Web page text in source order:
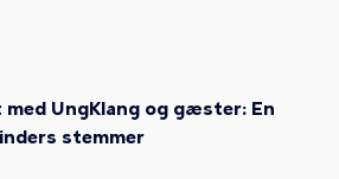
med UngKlang og gæster: En
stemmer